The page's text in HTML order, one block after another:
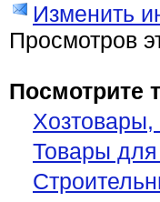
Изменить
Просмотров
Посмотрите
Хозтовары,
Товары